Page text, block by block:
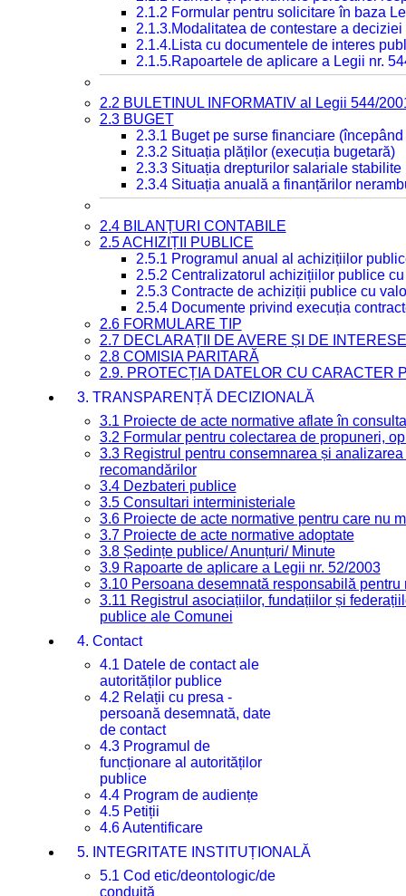
2.1.2 Formular pentru solicitare în baza
2.1.3.Modalitatea de contestare a
2.1.4.Lista cu documentele de interes
2.1.5.Rapoartele de aplicare a Legii nr.
2.2 BULETINUL INFORMATIV al Legii 544/
2.3 BUGET
2.3.1 Buget pe surse financiare
2.3.2 Situația plăților (execuția bugetară)
2.3.3 Situația drepturilor salariale
2.3.4 Situația anuală a finanțărilor
2.4 BILANȚURI CONTABILE
2.5 ACHIZIȚII PUBLICE
2.5.1 Programul anual al achizițiilor
2.5.2 Centralizatorul achizițiilor publice
2.5.3 Contracte de achiziții publice cu
2.5.4 Documente privind execuția
2.6 FORMULARE TIP
2.7 DECLARAȚII DE AVERE ȘI DE INTERESE
2.8 COMISIA PARITARĂ
2.9. PROTECȚIA DATELOR CU CARACTER
3. TRANSPARENȚĂ DECIZIONALĂ
3.1 Proiecte de acte normative aflate în
3.2 Formular pentru colectarea de propuneri,
3.3 Registrul pentru consemnarea și
recomandărilor
3.4 Dezbateri publice
3.5 Consultari interministeriale
3.6 Proiecte de acte normative pentru care nu
3.7 Proiecte de acte normative adoptate
3.8 Ședințe publice/ Anunțuri/ Minute
3.9 Rapoarte de aplicare a Legii nr. 52/2003
3.10 Persoana desemnată responsabilă
3.11 Registrul asociațiilor, fundațiilor și
publice ale Comunei
4. Contact
4.1 Datele de contact ale
autorităților publice
4.2 Relații cu presa -
persoană desemnată, date
de contact
4.3 Programul de
funcționare al autorităților
publice
4.4 Program de audiențe
4.5 Petiții
4.6 Autentificare
5. INTEGRITATE INSTITUȚIONALĂ
5.1 Cod etic/deontologic/de
conduită